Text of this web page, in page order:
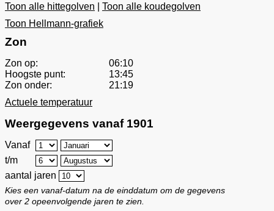
Toon alle hittegolven
Toon alle koudegolven
Toon Hellmann-grafiek
Zon
Zon op:
06:10
Hoogste punt:
13:45
Zon onder:
21:19
Actuele temperatuur
Weergegevens vanaf 1901
Vanaf
t/m
aantal jaren
Kies een vanaf-datum na de einddatum om de gegevens
over 2 opeenvolgende jaren te zien.